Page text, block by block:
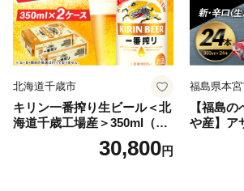
北海道千歳市
キリン一番搾り生ビール＜北
海道千歳工場産＞350ml（24
30,800円
福島県本
【福島
や産】ア
ス アル